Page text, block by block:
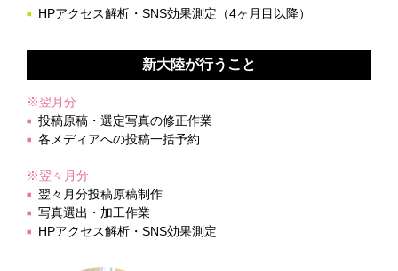
HPアクセス解析・SNS効果測定（4ヶ月目以降）
新大陸が行うこと
※翌月分
投稿原稿・選定写真の修正作業
各メディアへの投稿一括予約
※翌々月分
翌々月分投稿原稿制作
写真選出・加工作業
HPアクセス解析・SNS効果測定